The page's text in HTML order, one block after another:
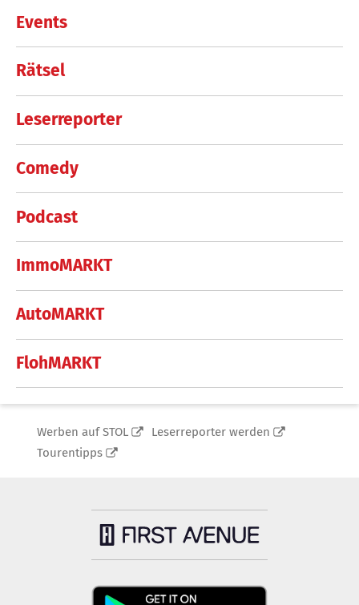
Events
Rätsel
Leserreporter
Comedy
Podcast
ImmoMARKT
AutoMARKT
FlohMARKT
Werben auf STOL
Leserreporter werden
Tourentipps